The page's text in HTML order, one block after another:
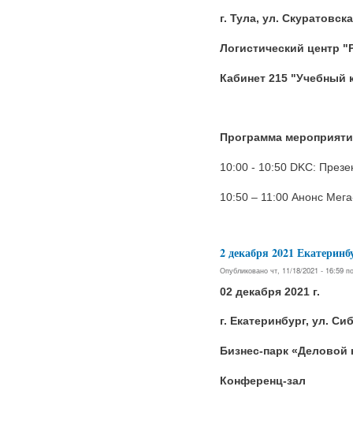
г. Тула, ул.
Логистический центр
Кабинет 215 "Учебный
Программа
10:00 - 10:50 DKC:
10:50 – 11:00 Анонс
2 декабря 2021
Опубликовано чт, 11/18/2021 - 16:59
02 декабря 2021 г.
г. Екатеринбург, ул.
Бизнес-парк «Деловой
Конференц-зал